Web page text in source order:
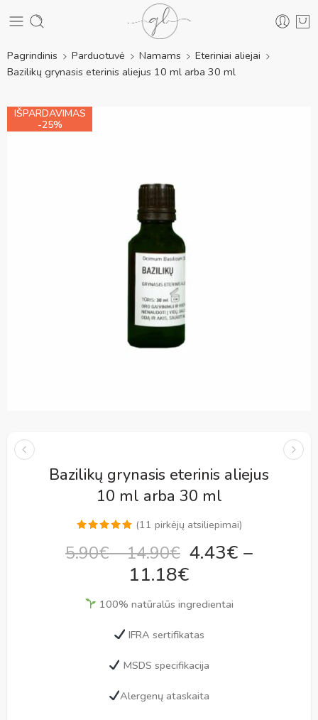
Pagrindinis Parduotuvė Namams
Eteriniai aliejai
Bazilikų grynasis eterinis aliejus 10 ml arba 30 ml
IŠPARDAVIMAS
-25%
Bazilikų grynasis eterinis aliejus
10 ml arba 30 ml
5.00iš 5
(11 pirkėjų atsiliepimai)
5.90€–14.90€ 4.43€ –
11.18€
100% natūralūs ingredientai
IFRA sertifikatas
MSDS specifikacija
Alergenų ataskaita